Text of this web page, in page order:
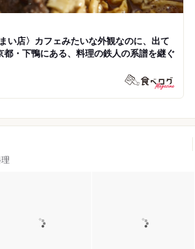
い店〉カフェみたいな外観なのに、出て
都・下鴨にある、料理の鉄人の系譜を継ぐ